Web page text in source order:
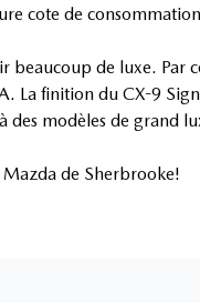
cote de
de luxe. Par
La finition du CX-9
modèles de grand
de Sherbrooke!